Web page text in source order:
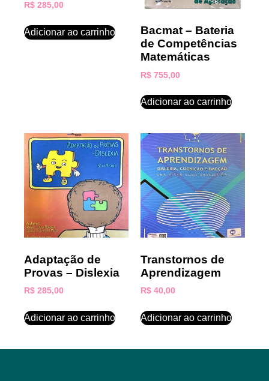
R$ 285,00
Adicionar ao carrinho
Bacmat – Bateria
de Competências
Matemáticas
R$ 755,00
Adicionar ao carrinho
Adaptação de
Provas – Dislexia
R$ 285,00
Adicionar ao carrinho
Transtornos de
Aprendizagem
R$ 40,00
Adicionar ao carrinho